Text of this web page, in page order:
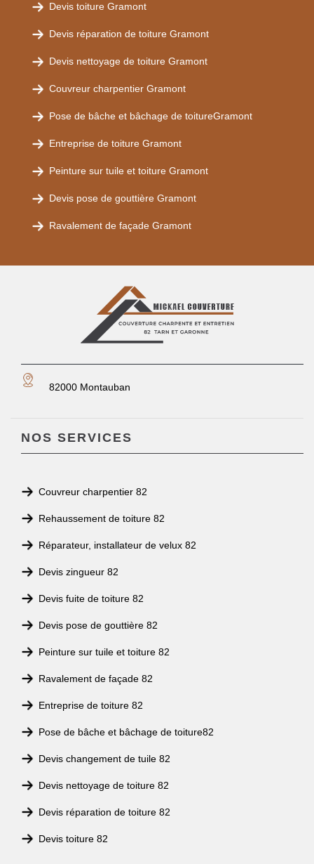
Devis toiture Gramont
Devis réparation de toiture Gramont
Devis nettoyage de toiture Gramont
Couvreur charpentier Gramont
Pose de bâche et bâchage de toitureGramont
Entreprise de toiture Gramont
Peinture sur tuile et toiture Gramont
Devis pose de gouttière Gramont
Ravalement de façade Gramont
82000 Montauban
NOS SERVICES
Couvreur charpentier 82
Rehaussement de toiture 82
Réparateur, installateur de velux 82
Devis zingueur 82
Devis fuite de toiture 82
Devis pose de gouttière 82
Peinture sur tuile et toiture 82
Ravalement de façade 82
Entreprise de toiture 82
Pose de bâche et bâchage de toiture82
Devis changement de tuile 82
Devis nettoyage de toiture 82
Devis réparation de toiture 82
Devis toiture 82